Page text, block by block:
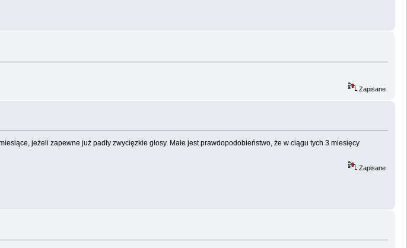
Zapisane
jeżeli zapewne już padły zwycięzkie głosy. Małe jest prawdopodobieństwo, że w ciągu tych 3 miesięcy
Zapisane